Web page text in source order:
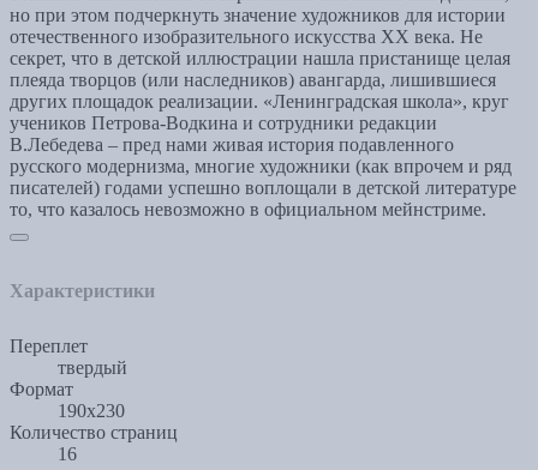
но при этом подчеркнуть значение художников для истории
отечественного изобразительного искусства XX века. Не
секрет, что в детской иллюстрации нашла пристанище целая
плеяда творцов (или наследников) авангарда, лишившиеся
других площадок реализации. «Ленинградская школа», круг
учеников Петрова-Водкина и сотрудники редакции
В.Лебедева – пред нами живая история подавленного
русского модернизма, многие художники (как впрочем и ряд
писателей) годами успешно воплощали в детской литературе
то, что казалось невозможно в официальном мейнстриме.
Характеристики
Переплет
твердый
Формат
190x230
Количество страниц
16